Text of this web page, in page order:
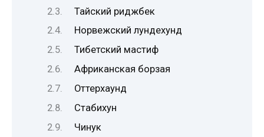
Тайский риджбек
Норвежский лундехунд
Тибетский мастиф
Африканская борзая
Оттерхаунд
Стабихун
Чинук